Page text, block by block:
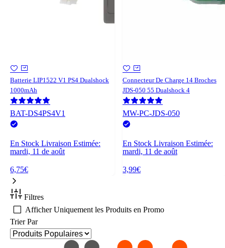
Batterie LIP1522 V1 PS4 Dualshock
1000mAh
BAT-DS4PS4V1
En Stock Livraison Estimée:
mardi, 11 de août
6,75€
Connecteur De Charge 14 Broches
JDS-050 55 Dualshock 4
MW-PC-JDS-050
En Stock Livraison Estimée:
mardi, 11 de août
3,99€
Filtres
Afficher Uniquement les Produits en Promo
Trier Par